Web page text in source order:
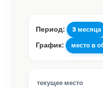
Период: 3 месяца
График: место в
текущее место